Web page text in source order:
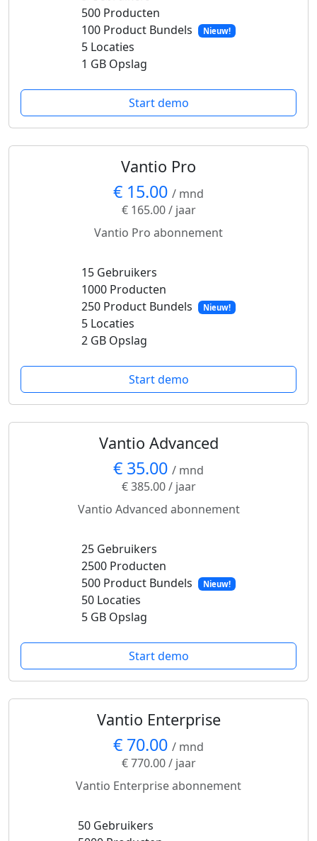
500 Producten
100 Product Bundels
Nieuw!
5 Locaties
1 GB Opslag
Start demo
Vantio Pro
€ 15.00 / mnd
€ 165.00 / jaar
Vantio Pro abonnement
15 Gebruikers
1000 Producten
250 Product Bundels
Nieuw!
5 Locaties
2 GB Opslag
Start demo
Vantio Advanced
€ 35.00 / mnd
€ 385.00 / jaar
Vantio Advanced abonnement
25 Gebruikers
2500 Producten
500 Product Bundels
Nieuw!
50 Locaties
5 GB Opslag
Start demo
Vantio Enterprise
€ 70.00 / mnd
€ 770.00 / jaar
Vantio Enterprise abonnement
50 Gebruikers